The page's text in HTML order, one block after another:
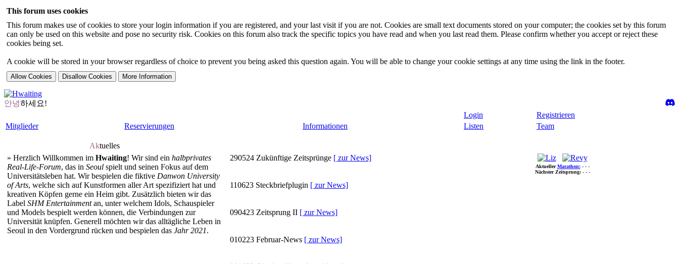
This forum uses cookies
This forum makes use of cookies to store your login information if you are registered, and your last visit if you are not. Cookies are small text documents stored on your computer; the cookies set by this forum
can only be used on this website and pose no security risk. Cookies on this forum also track the specific topics you have read and when you last read them. Please confirm whether you accept or reject these
cookies being set.
A cookie will be stored in your browser regardless of choice to prevent you being asked this question again. You will be able to change your cookie settings at any time using the link in the footer.
안녕하세요!
Login
Registrieren
Mitglieder
Reservierungen Informationen Listen Team
Aktuelles
» Herzlich Willkommen im Hwaiting! Wir sind ein halbprivates
Real-Life-Forum, das in Seoul spielt und seinen Fokus auf dem
Universitätsleben hat. Wir bespielen die fiktive Danwon University
of Arts, welche sich auf Kunstformen aller Art spezifiziert hat und
kreativen Köpfen gerne ein Heim gibt. Zusätzlich bieten wir das
Label SHM Entertainmentan, unter welchem Idols, Schauspieler
und Models bespielt werden können, die Verbindungen zur
Universität knüpfen. Generell möchten wir das alltägliche Leben in
Seoul in den Vordergrund rücken und bespielen das Jahr 2021.
290524 Zukünftige Zeitsprünge [ zur News]
110623 Steckbriefplugin [ zur News]
090423 Zeitsprung II [ zur News]
010223 Februar-News [ zur News]
AktuellerMarathon:- - -
Nächster Zeitsprung:- - -